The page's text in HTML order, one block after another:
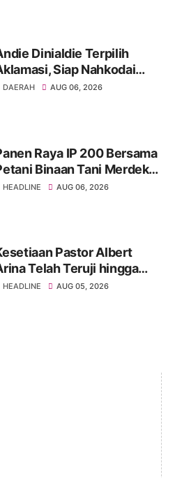
Dinialdie Terpilih
Siap Nahkodai
Sumsel dengan
DAERAH AUG 06, 2026
Raya IP 200 Bersama
Binaan Tani Merdeka
Ogan Ilir
HEADLINE AUG 06, 2026
Pastor Albert
Telah Teruji hingga
Perak Imamat ke 28
HEADLINE AUG 05, 2026